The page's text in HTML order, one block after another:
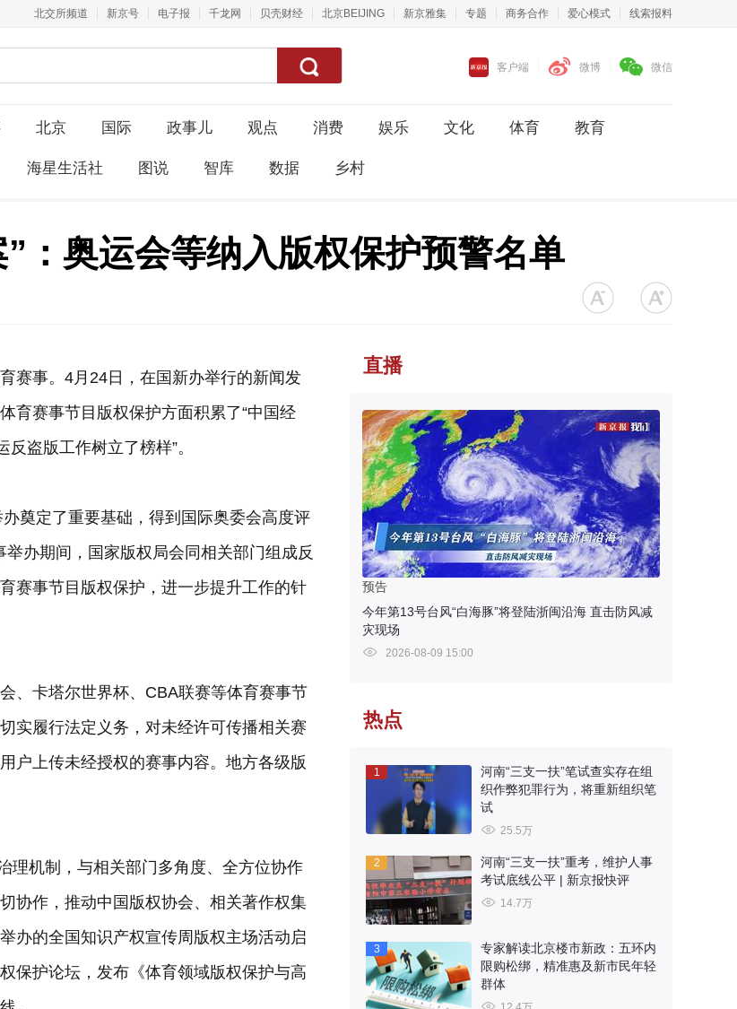
北交所频道 新京号 电子报 千龙网 贝壳财经 北京BEIJING 新京雅集 专题 商务合作 爱心模式 线索报料
客户端 微博 微信
北京 国际 政事儿 观点 消费 娱乐 文化 体育 教育
海星生活社 图说 智库 数据 乡村
：奥运会等纳入版权保护预警名单
赛事。4月24日，在国新办举行的新闻发
育赛事节目版权保护方面积累了“中国经
盗版工作树立了榜样”。
奠定了重要基础，得到国际奥委会高度评
办期间，国家版权局会同相关部门组成反
赛事节目版权保护，进一步提升工作的针
、卡塔尔世界杯、CBA联赛等体育赛事节
实履行法定义务，对未经许可传播相关赛
户上传未经授权的赛事内容。地方各级版
理机制，与相关部门多角度、全方位协作
协作，推动中国版权协会、相关著作权集
办的全国知识产权宣传周版权主场活动启
保护论坛，发布《体育领域版权保护与高
直播
预告
今年第13号台风“白海豚”将登陆浙闽沿海 直击防风减
灾现场
2026-08-09 15:00
热点
1
河南“三支一扶”笔试查实存在组
织作弊犯罪行为，将重新组织笔
试
25.5万
2
河南“三支一扶”重考，维护人事
考试底线公平 | 新京报快评
14.7万
3
专家解读北京楼市新政：五环内
限购松绑，精准惠及新市民年轻
群体